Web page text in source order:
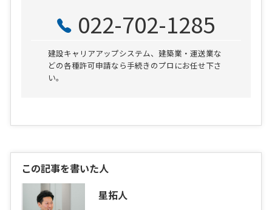
022-702-1285
建設キャリアアップシステム、建築業・運送業な
どの各種許可申請なら手続きのプロにお任せ下さ
い。
この記事を書いた人
星拓人